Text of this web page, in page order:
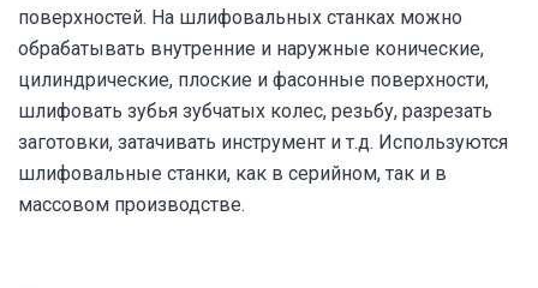
поверхностей. На шлифовальных станках можно
обрабатывать внутренние и наружные конические,
цилиндрические, плоские и фасонные поверхности,
шлифовать зубья зубчатых колес, резьбу, разрезать
заготовки, затачивать инструмент и т.д. Используются
шлифовальные станки, как в серийном, так и в
массовом производстве.